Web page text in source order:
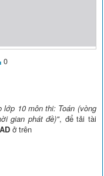
0
10 môn thi: Toán (vòng
gian phát đề)", để tải tài
ở trên